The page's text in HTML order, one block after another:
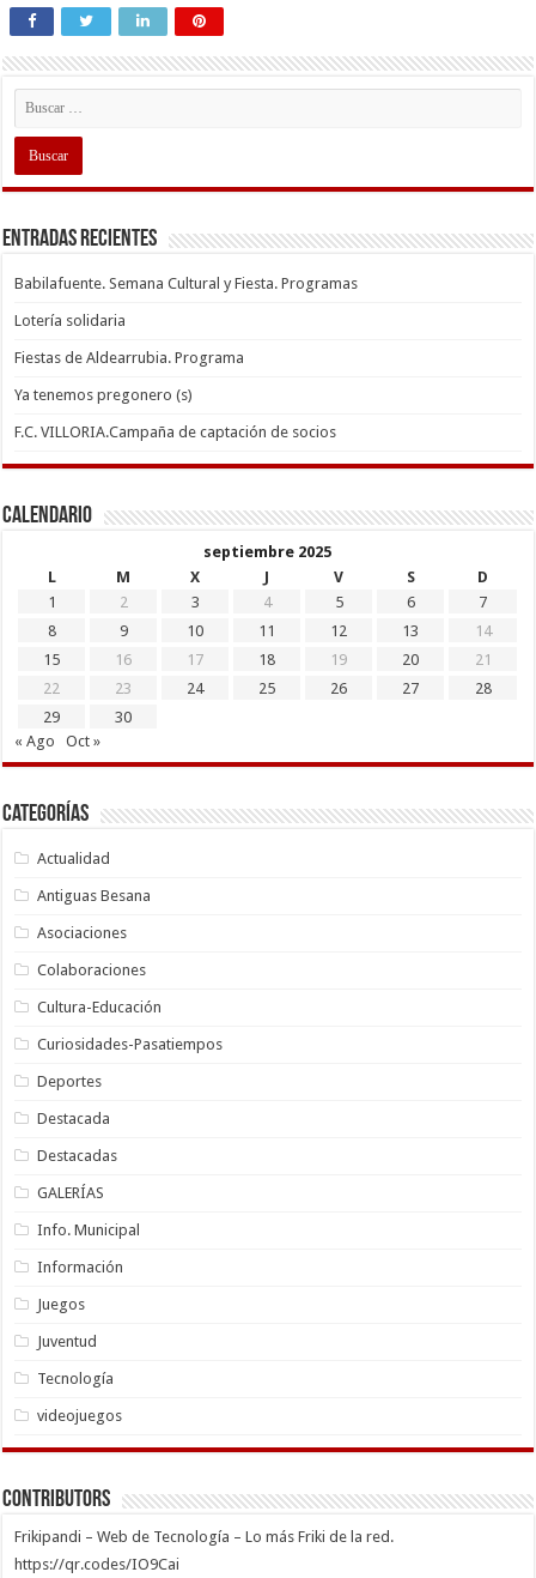
Entradas recientes
Babilafuente. Semana Cultural y Fiesta. Programas
Lotería solidaria
Fiestas de Aldearrubia. Programa
Ya tenemos pregonero (s)
F.C. VILLORIA.Campaña de captación de socios
Calendario
septiembre 2025
L
M X J V S
D
1
2 3 4 5 6
7
8
9 10 11 12 13
14
15
16 17 18 19 20
21
22
23 24 25 26 27
28
29
30
« Ago
Oct »
Categorías
Actualidad
Antiguas Besana
Asociaciones
Colaboraciones
Cultura-Educación
Curiosidades-Pasatiempos
Deportes
Destacada
Destacadas
GALERÍAS
Info. Municipal
Información
Juegos
Juventud
Tecnología
videojuegos
Contributors
Frikipandi – Web de Tecnología – Lo más Friki de la red.
https://qr.codes/IO9Cai